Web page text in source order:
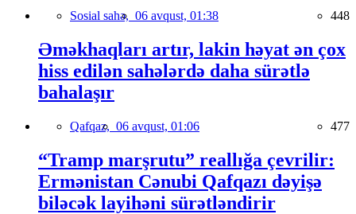
Sosial sahə, 06 avqust, 01:38 448
Əməkhaqları artır, lakin həyat ən çox
hiss edilən sahələrdə daha sürətlə
bahalaşır
Qafqaz, 06 avqust, 01:06 477
“Tramp marşrutu” reallığa çevrilir:
Ermənistan Cənubi Qafqazı dəyişə
biləcək layihəni sürətləndirir